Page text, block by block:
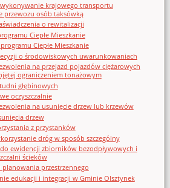
krajowego transportu
przewozu osób taksówką
o rewitalizacji
Ciepłe Mieszkanie
Ciepłe Mieszkanie
o środowiskowych uwarunkowaniach
na przejazd pojazdów ciężarowych
ograniczeniem tonażowym
głębinowych
oczyszczalnie
na usunięcie drzew lub krzewów
drzew
z przystanków
dróg w sposób szczególny
do ewidencji zbiorników bezodpływowych i
ścieków
planowania przestrzennego
edukacji i integracji w Gminie Olsztynek